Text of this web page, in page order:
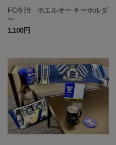
FC今治 ホエルオー キーホルダ
ー
1,100円